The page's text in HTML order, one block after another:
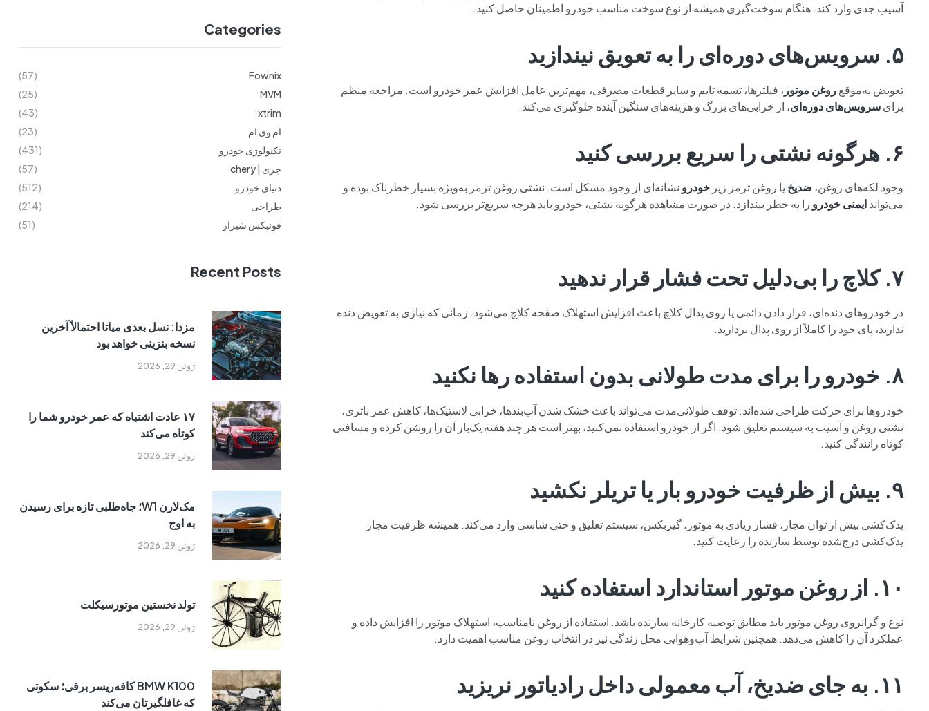
آسیب جدی وارد کند. هنگام سوخت‌گیری همیشه از نوع سوخت مناسب خودرو اطمینان حاصل کنید.
۵. سرویس‌های دوره‌ای را به تعویق نیندازید
تعویض به‌موقعروغن موتور ، فیلترها، تسمه تایم و سایر قطعات مصرفی، مهم‌ترین عامل افزایش عمر خودرو است. مراجعه منظم
برایسرویس‌های دوره‌ای، از خرابی‌های بزرگ و هزینه‌های سنگین آینده جلوگیری می‌کند.
۶. هرگونه نشتی را سریع بررسی کنید
وجود لکه‌های روغن، ضدیخ یا روغن ترمز زیر خودرو نشانه‌ای از وجود مشکل است. نشتی روغن ترمز به‌ویژه بسیار خطرناک بوده و
می‌تواندایمنی خودرو را به خطر بیندازد. در صورت مشاهده هرگونه نشتی، خودرو باید هرچه سریع‌تر بررسی شود.
۷. کلاچ را بی‌دلیل تحت فشار قرار ندهید
در خودروهای دنده‌ای، قرار دادن دائمی پا روی پدال کلاچ باعث افزایش استهلاک صفحه کلاچ می‌شود. زمانی که نیازی به تعویض دنده
ندارید، پای خود را کاملاً از روی پدال بردارید.
۸. خودرو را برای مدت طولانی بدون استفاده رها نکنید
خودروها برای حرکت طراحی شده‌اند. توقف طولانی‌مدت می‌تواند باعث خشک شدن آب‌بندها، خرابی لاستیک‌ها، کاهش عمر باتری،
نشتی روغن و آسیب به سیستم تعلیق شود. اگر از خودرو استفاده نمی‌کنید، بهتر است هر چند هفته یک‌بار آن را روشن کرده و مسافتی
کوتاه رانندگی کنید.
۹. بیش از ظرفیت خودرو بار یا تریلر نکشید
یدک‌کشی بیش از توان مجاز، فشار زیادی به موتور، گیربکس، سیستم تعلیق و حتی شاسی وارد می‌کند. همیشه ظرفیت مجاز
یدک‌کشی درج‌شده توسط سازنده را رعایت کنید.
۱۰. از روغن موتور استاندارد استفاده کنید
نوع و گرانروی روغن موتور باید مطابق توصیه کارخانه سازنده باشد. استفاده از روغن نامناسب، استهلاک موتور را افزایش داده و
عملکرد آن را کاهش می‌دهد. همچنین شرایط آب‌وهوایی محل زندگی نیز در انتخاب روغن مناسب اهمیت دارد.
۱۱. به جای ضدیخ، آب معمولی داخل رادیاتور نریزید
Categories
Fownix
(57)
MVM
(25)
xtrim
(43)
ام وی ام
(23)
تکنولوژی خودرو
(431)
چری | chery
(57)
دنیای خودرو
(512)
طراحی
(214)
فونیکس شیراز
(51)
Recent Posts
ژوئن 29, 2026
مزدا: نسل بعدی میاتا احتمالاً آخرین
نسخه بنزینی خواهد بود
ژوئن 29, 2026
۱۷ عادت اشتباه که عمر خودرو شما را
کوتاه می‌کند
ژوئن 29, 2026
مک‌لارن W1؛ جاه‌طلبی تازه برای رسیدن
به اوج
ژوئن 29, 2026
تولد نخستین موتورسیکلت
BMW K100 کافه‌ریسر برقی؛ سکوتی
که غافلگیرتان می‌کند